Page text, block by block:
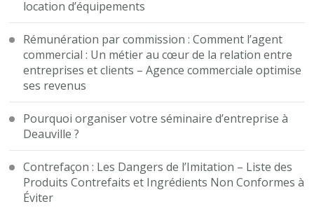
location d’équipements
Rémunération par commission : Comment l’agent
commercial : Un métier au cœur de la relation entre
entreprises et clients – Agence commerciale optimise
ses revenus
Pourquoi organiser votre séminaire d’entreprise à
Deauville ?
Contrefaçon : Les Dangers de l’Imitation – Liste des
Produits Contrefaits et Ingrédients Non Conformes à
Éviter